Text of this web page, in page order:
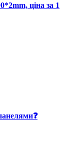
ціна за 1